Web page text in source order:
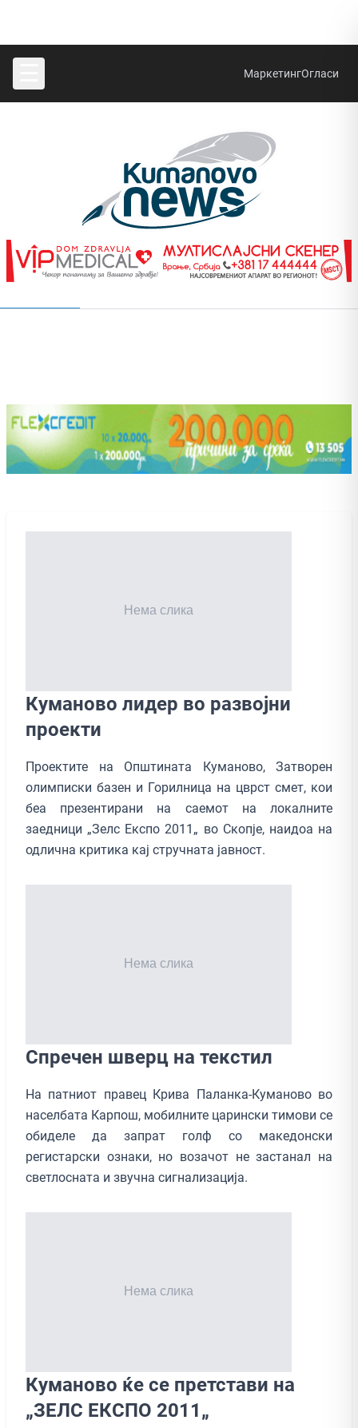
МаркетингОгласи
Куманово лидер во развојни
проекти
Проектите на Општината Куманово, Затворен
олимписки базен и Горилница на цврст смет, кои
беа презентирани на саемот на локалните
заедници „Зелс Експо 2011„ во Скопје, наидоа на
одлична критика кај стручната јавност.
Спречен шверц на текстил
На патниот правец Крива Паланка-Куманово во
населбата Карпош, мобилните царински тимови се
обиделе да запрат голф со македонски
регистарски ознаки, но возачот не застанал на
светлосната и звучна сигнализација.
Куманово ќе се претстави на
„ЗЕЛС ЕКСПО 2011„